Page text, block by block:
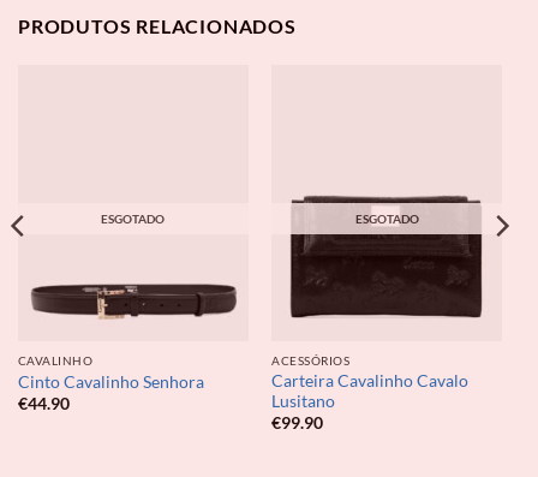
PRODUTOS RELACIONADOS
ESGOTADO
CAVALINHO
Cinto Cavalinho Senhora
€44.90
ESGOTADO
ACESSÓRIOS
Carteira Cavalinho Cavalo
Lusitano
€99.90